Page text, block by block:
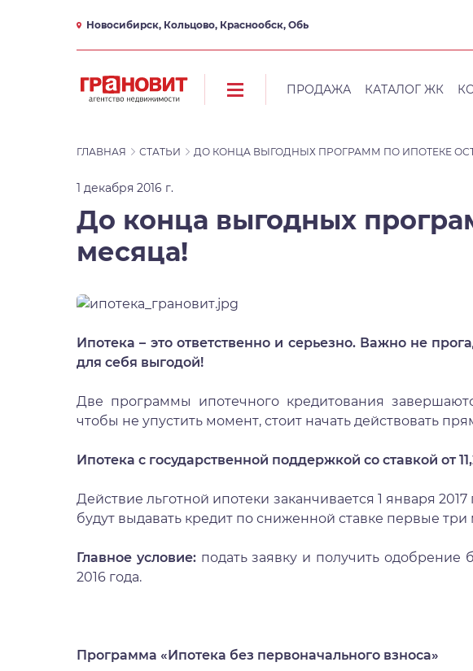
Новосибирск, Кольцово, Краснообск, Обь
ПРОДАЖА КАТАЛОГ ЖК
ГЛАВНАЯ СТАТЬИ ДО КОНЦА ВЫГОДНЫХ ПРОГРАММ ПО ИПОТЕКЕ
1 декабря 2016 г.
До конца выгодных
месяца!
Ипотека – это ответственно и серьезно. Важно не
для себя выгодой!
Две программы ипотечного кредитования
чтобы не упустить момент, стоит начать действовать
Ипотека с государственной поддержкой со ставкой от
Действие льготной ипотеки заканчивается 1 января
будут выдавать кредит по сниженной ставке первые три
Главное условие:подать заявку и получить одобрение
2016 года.
Программа «Ипотека без первоначального взноса»